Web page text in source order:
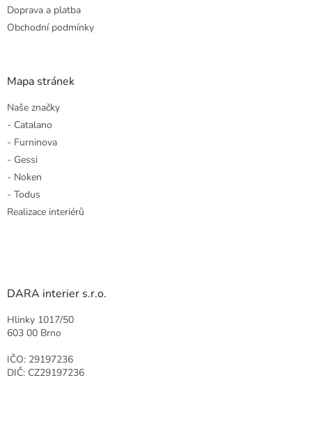
Doprava a platba
Obchodní podmínky
Mapa stránek
Naše značky
- Catalano
- Furninova
- Gessi
- Noken
- Todus
Realizace interiérů
DARA interier s.r.o.
Hlinky 1017/50
603 00 Brno
IČO: 29197236
DIČ: CZ29197236